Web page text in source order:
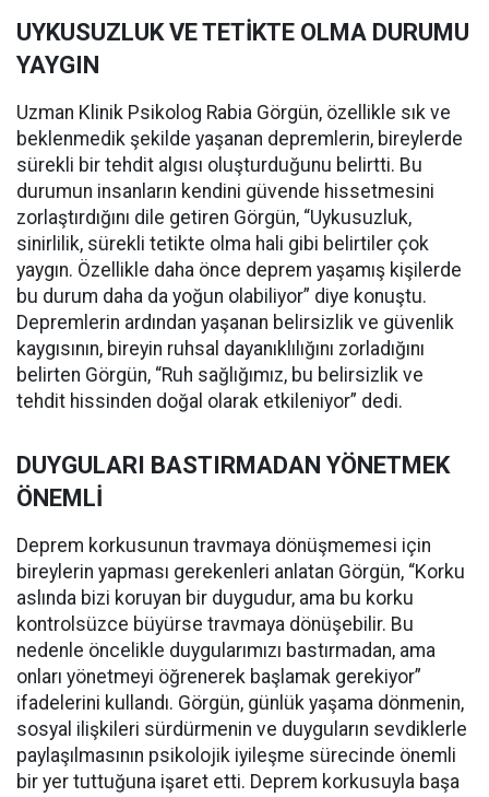
UYKUSUZLUK VE TETİKTE OLMA DURUMU
YAYGIN
Uzman Klinik Psikolog Rabia Görgün, özellikle sık ve
beklenmedik şekilde yaşanan depremlerin, bireylerde
sürekli bir tehdit algısı oluşturduğunu belirtti. Bu
durumun insanların kendini güvende hissetmesini
zorlaştırdığını dile getiren Görgün, “Uykusuzluk,
sinirlilik, sürekli tetikte olma hali gibi belirtiler çok
yaygın. Özellikle daha önce deprem yaşamış kişilerde
bu durum daha da yoğun olabiliyor” diye konuştu.
Depremlerin ardından yaşanan belirsizlik ve güvenlik
kaygısının, bireyin ruhsal dayanıklılığını zorladığını
belirten Görgün, “Ruh sağlığımız, bu belirsizlik ve
tehdit hissinden doğal olarak etkileniyor” dedi.
DUYGULARI BASTIRMADAN YÖNETMEK
ÖNEMLİ
Deprem korkusunun travmaya dönüşmemesi için
bireylerin yapması gerekenleri anlatan Görgün, “Korku
aslında bizi koruyan bir duygudur, ama bu korku
kontrolsüzce büyürse travmaya dönüşebilir. Bu
nedenle öncelikle duygularımızı bastırmadan, ama
onları yönetmeyi öğrenerek başlamak gerekiyor”
ifadelerini kullandı. Görgün, günlük yaşama dönmenin,
sosyal ilişkileri sürdürmenin ve duyguların sevdiklerle
paylaşılmasının psikolojik iyileşme sürecinde önemli
bir yer tuttuğuna işaret etti. Deprem korkusuyla başa